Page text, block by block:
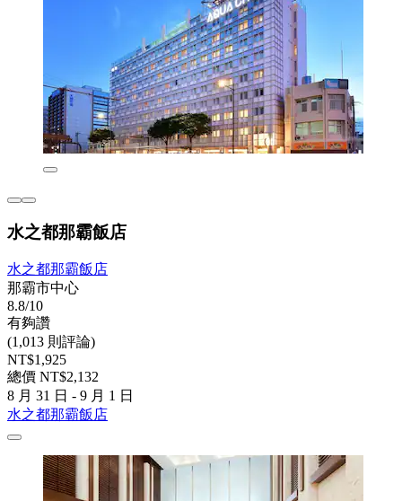
水之都那霸飯店
水之都那霸飯店
那霸市中心
8.8/10
有夠讚
(1,013 則評論)
NT$1,925
總價 NT$2,132
8 月 31 日 - 9 月 1 日
水之都那霸飯店